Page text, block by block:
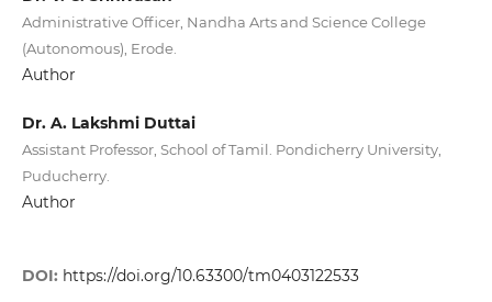
Administrative Officer, Nandha Arts and Science College
(Autonomous), Erode.
Author
Dr. A. Lakshmi Duttai
Assistant Professor, School of Tamil. Pondicherry University,
Puducherry.
Author
DOI: https://doi.org/10.63300/tm0403122533